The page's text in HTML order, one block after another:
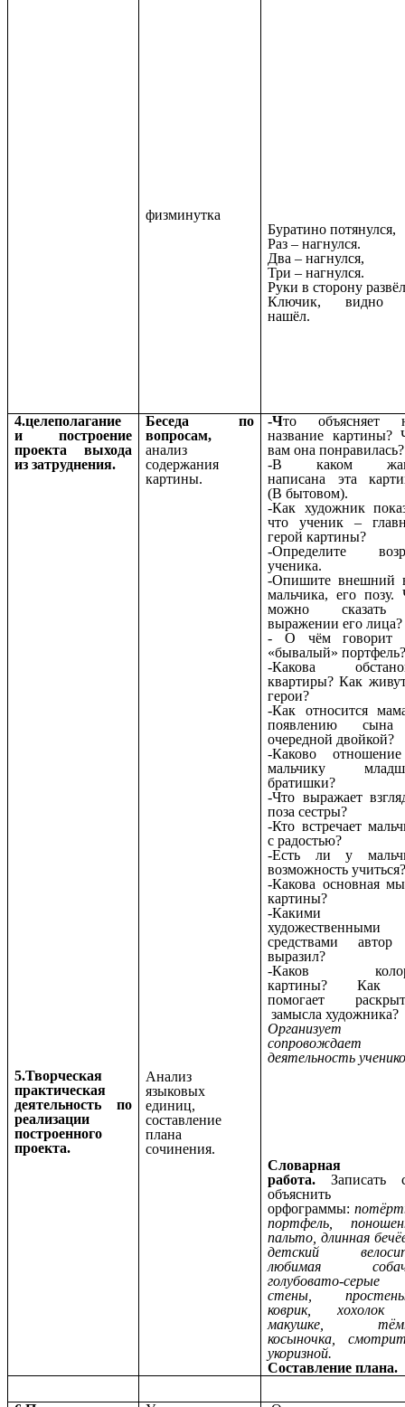
физминутка
Буратино потянулся,
Раз – нагнулся.
Два – нагнулся,
Три – нагнулся.
Руки в сторону
Ключик, видно
нашёл.
4.целеполагание
и построение
проекта выхода
из затруднения.
5.Творческая
практическая
деятельность по
реализации
построенного
проекта.
Беседа по
вопросам,
анализ
содержания
картины.
Анализ
языковых
единиц,
составление
плана
сочинения.
-Что объясняет
название картины?
вам она понравилась?
-В каком
написана эта
(В бытовом).
-Как художник
что ученик –
герой картины?
-Определите
ученика.
-Опишите внешний
мальчика, его позу.
можно
выражении его лица?
- О чём говорит
«бывалый»
-Какова
квартиры? Как
герои?
-Как относится
появлению
очередной двойкой?
-Каково
мальчику
братишки?
-Что выражает
поза сестры?
-Кто встречает
с радостью?
-Есть ли у
возможность
-Какова основная
картины?
-Какими
художественными
средствами
выразил?
-Каков
картины? Как
помогает
замысла художника?
сопровождает
деятельность
Словарная
работа. Записать
объяснить
орфограммы:
портфель,
пальто, длинная
детский
любимая
голубовато-серые
стены,
коврик, хохолок
макушке,
косыночка,
укоризной.
Составление плана.